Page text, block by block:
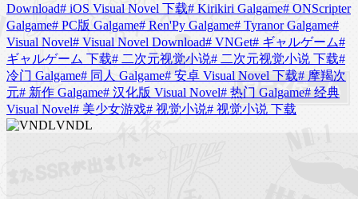
Download# iOS Visual Novel 下载# Kirikiri Galgame# ONScripter
Galgame# PC版 Galgame# Ren'Py Galgame# Tyranor Galgame#
Visual Novel# Visual Novel Download# VNGet# ギャルゲーム#
ギャルゲーム 下载# 二次元视觉小说# 二次元视觉小说 下载#
冷门 Galgame# 同人 Galgame# 安卓 Visual Novel 下载# 摩羯次
元# 新作 Galgame# 汉化版 Visual Novel# 热门 Galgame# 经典
Visual Novel# 美少女游戏# 视觉小说# 视觉小说 下载
VNDL